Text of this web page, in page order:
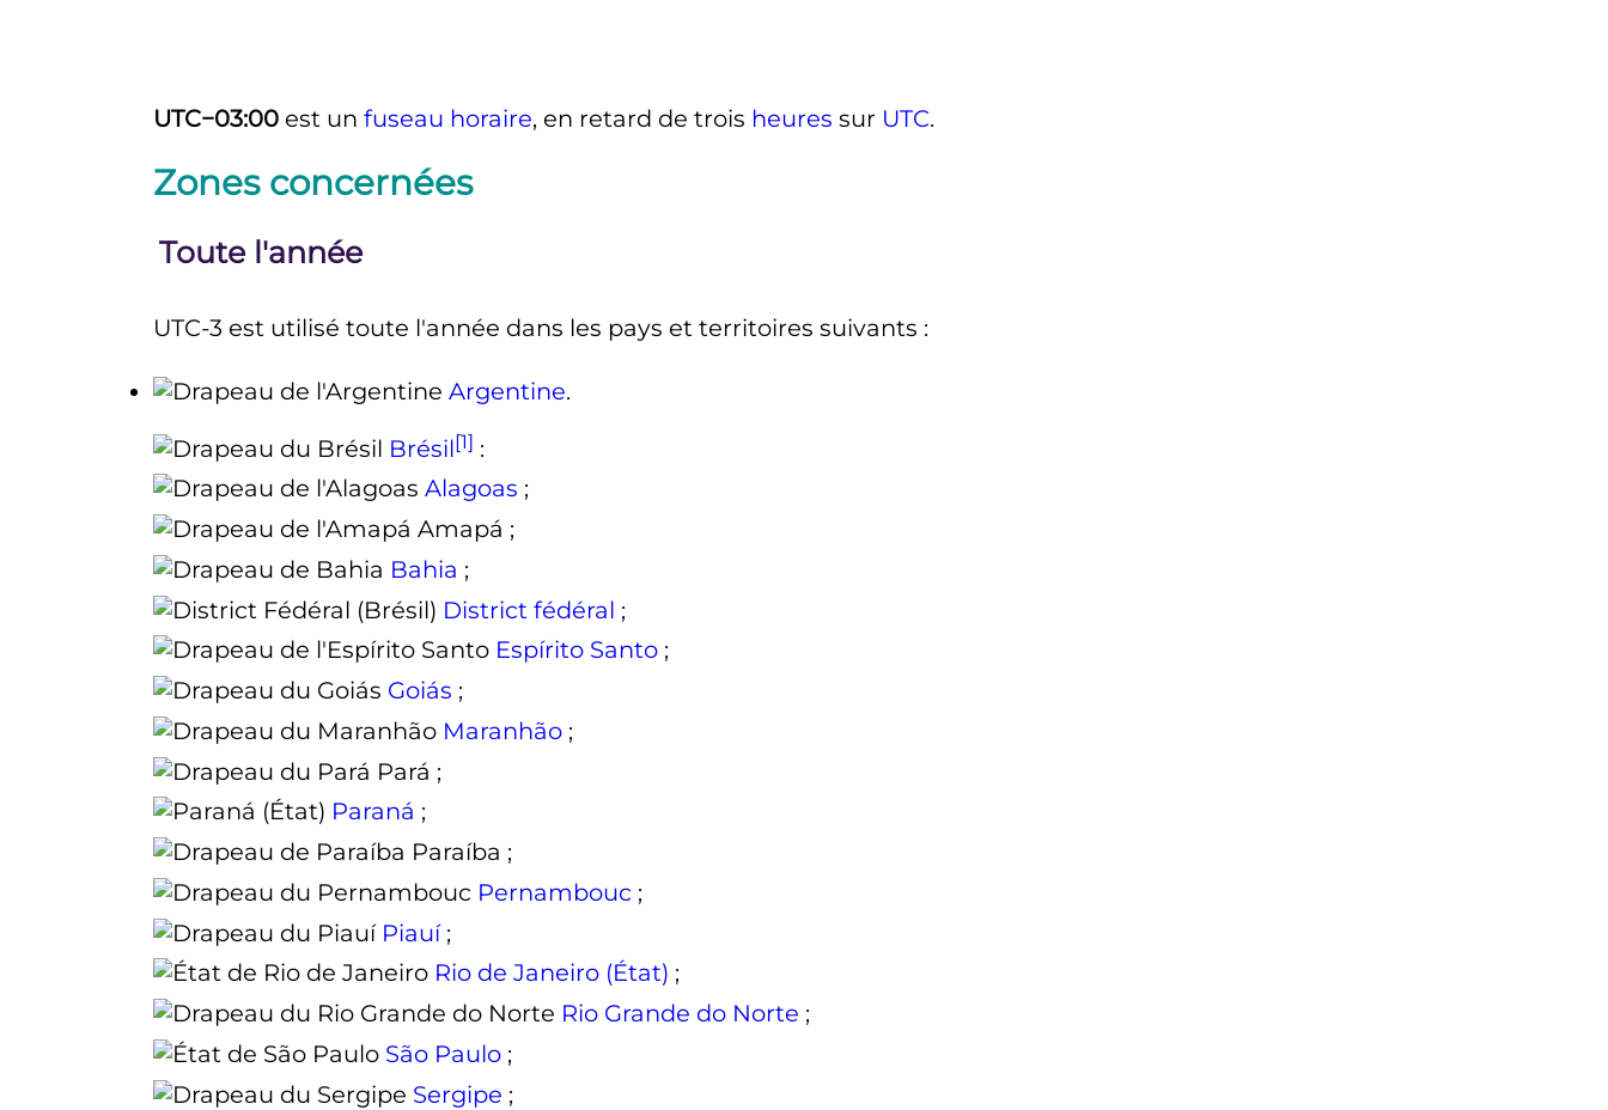
UTC−03:00est un fuseau horaire, en retard de trois heures sur UTC.
Zones concernées
Toute l'année
UTC-3 est utilisé toute l'année dans les pays et territoires suivants :
Argentine.
Brésil[1] :
Alagoas ;
Amapá ;
Bahia ;
District fédéral ;
Espírito Santo;
Goiás ;
Maranhão;
Pará ;
Paraná ;
Paraíba ;
Pernambouc ;
Piauí;
Rio de Janeiro (État) ;
Rio Grande do Norte ;
São Paulo;
Sergipe ;